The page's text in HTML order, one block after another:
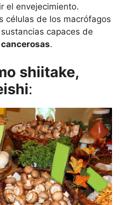
el envejecimiento.
células de los macrófagos
capaces de
.
shiitake,
: